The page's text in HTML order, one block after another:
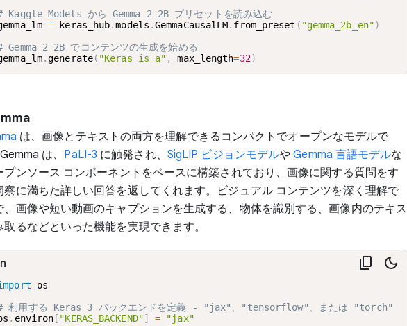
Kaggle Models から Gemma 2 2B プリセットを読み込む
= keras_hub.models .GemmaCausalLM. from_preset ( "gemma_2b_en")
Gemma 2 2B でコンテンツの生成を始める
.generate( "Keras is a" , max_length=32)
は、画像とテキストの両方を理解できるコンパクトでオープンなモデルで
は、 PaLI-3 に触発され、 SigLIP ビジョンモデルやGemma 言語モデルな
プンソース コンポーネントをベースに構築されており、画像に関する質問をす
察に満ちた詳しい回答を返してくれます。ビジュアル コンテンツを深く理解で
、画像や短い動画のキャプションを生成する、物体を識別する、画像内のテキス
取るなどといった機能を実現できます。
os
利用する Keras 3 バックエンドを定義 - "jax"、"tensorflow"、または "torch"
. environ[ "KERAS_BACKEND"] = "jax"